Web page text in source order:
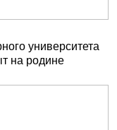
университета
на родине